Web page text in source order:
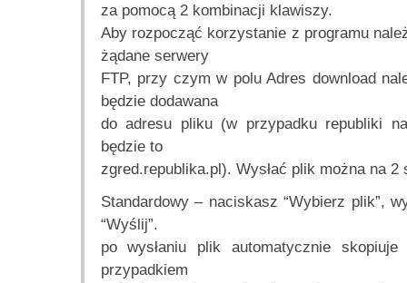
za pomocą 2 kombinacji klawiszy.
Aby rozpocząć korzystanie z programu
żądane serwery
FTP, przy czym w polu Adres download
będzie dodawana
do adresu pliku (w przypadku republiki
będzie to
zgred.republika.pl). Wysłać plik można na 2
Standardowy – naciskasz “Wybierz plik”,
“Wyślij”.
po wysłaniu plik automatycznie
przypadkiem